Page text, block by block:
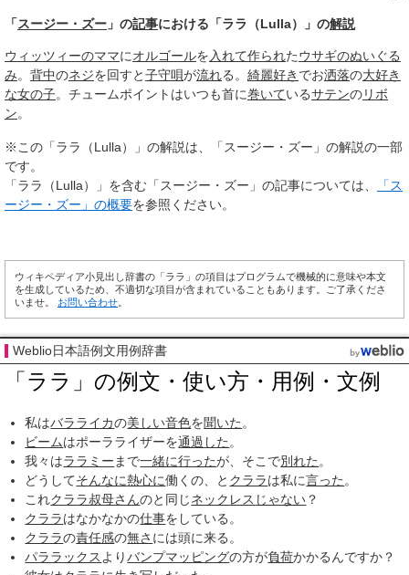
「スージー・ズー 」の記事における「ララ（Lulla）」の解説
ウィッツィーのママにオルゴールを 入れて作られたウサギのぬいぐる
み。 背中のネジを回すと子守唄が流れる。 綺麗好き でお洒落の大好き
な女の子。チュームポイントはいつも首に巻いているサテンのリボ
ン。
※この「ララ（Lulla）」の解説は、「スージー・ズー」の解説の一部
です。
「ララ（Lulla）」を含む「スージー・ズー」の記事については、
「ス
ージー・ズー」の概要を参照ください。
ウィキペディア小見出し辞書の「ララ」の項目はプログラムで機械的に意味や本文
を生成しているため、不適切な項目が含まれていることもあります。ご了承くださ
いませ。 お問い合わせ
Weblio日本語例文用例辞書
「ララ」の例文・使い方・用例・文例
私はバラライカの美しい音色を聞いた 。
ビームはポーラライザーを通過した 。
我々はララミー まで一緒に行ったが、そこで別れた 。
どうしてそんなに熱心に働くの、と クララは私に言った 。
これクララ叔母さんのと同じネックレス じゃない ？
クララはなかなかの仕事をしている。
クララの責任感の無さ には頭に来る。
パララックス よりバンプマッピングの方が負荷かかるんですか？